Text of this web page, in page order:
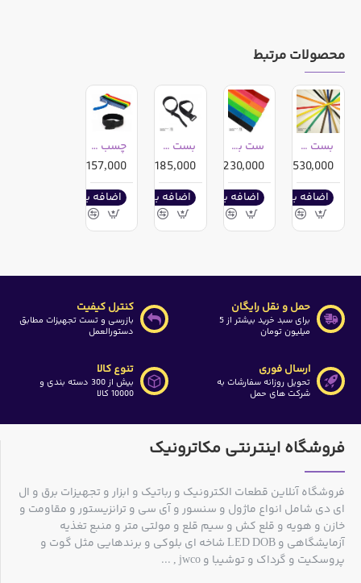
محصولات مرتبط
بست سیم - کلاف 200 یاردی
5,530,000ریال
اضافه به سبد خرید
ست بست کابل پارچه ای
2,230,000ریال
اضافه به سبد خرید
بست کابل پارچه ای قلاب دار تکی
185,000ریال
اضافه به سبد خرید
چسب کابل پارچه ای تکی
157,000ریال
اضافه به سبد خرید
حمل و نقل رایگان
برای سبد خرید بیشتر از 5
میلیون تومان
کنترل کیفیت
بازرسی و تست تجهیزات مطابق
دستورالعمل
ارسال فوری
تحویل روزانه سفارشات به
شرکت های حمل
تنوع کالا
بیش از 300 دسته بندی و
10000 کالا
فروشگاه اینترنتی مکاترونیک
فروشگاه آنلاین قطعات الکترونیک و رباتیک و ابزار و تجهیزات برق و ال
ای دی شامل انواع ماژول و سنسور و آی سی و ترانزیستور و مقاومت و
خازن و هویه و قلع کش و سیم قلع و مولتی متر و منبع تغذیه
آزمایشگاهی و LED DOB شاخه ای بلوکی و برندهایی مثل گوت و
پروسکیت و گرداک و توشیبا و jwco , ...